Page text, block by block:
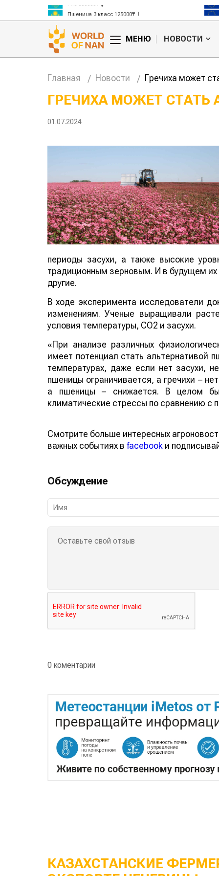
Пшеница 3 класс 125000₸
МЕНЮ НОВОСТИ
Главная Новости Гречиха может
ГРЕЧИХА МОЖЕТ
01.07.2024
периоды засухи, а также высокие
традиционным зерновым. И в будущем их
другие.
В ходе эксперимента исследователи
изменениям. Ученые выращивали
условия температуры, CO2 и засухи.
«При анализе различных
имеет потенциал стать альтернативой
температурах, даже если нет засухи,
пшеницы ограничивается, а гречихи –
а пшеницы – снижается. В целом
климатические стрессы по сравнению с
Смотрите больше интересных
важных событиях в facebook и
Обсуждение
0 коментарии
КАЗАХСТАНСКИЕ